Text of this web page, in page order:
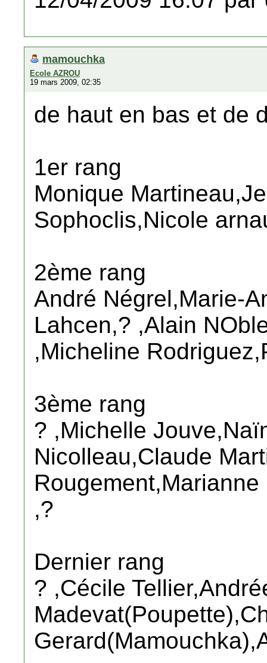
mamouchka
Ecole AZROU
19 mars 2009, 02:35
de haut en bas et de
1er rang
Monique
Sophoclis,Nicole
2ème rang
André Négrel,Marie-
Lahcen,? ,Alain
,Micheline
3ème rang
? ,Michelle
Nicolleau,Claude
,?
Dernier rang
? ,Cécile